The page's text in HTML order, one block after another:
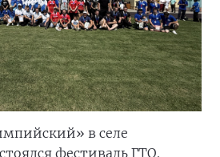
в селе
фестиваль ГТО.